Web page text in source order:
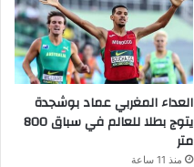
العداء المغربي عماد بوشجدة
يتوج بطلا للعالم في سباق 800
متر
منذ 11 ساعة